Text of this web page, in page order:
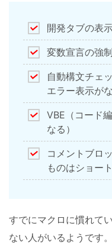
開発タブの表
変数宣言の強
自動構文チェ
エラー表示が
VBE（コード
なる）
コメントブロ
ものはショー
すでにマクロに慣れて
ない人がいるようです